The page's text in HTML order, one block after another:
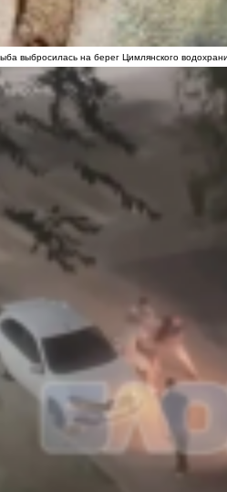
выбросилась на берег Цимлянского